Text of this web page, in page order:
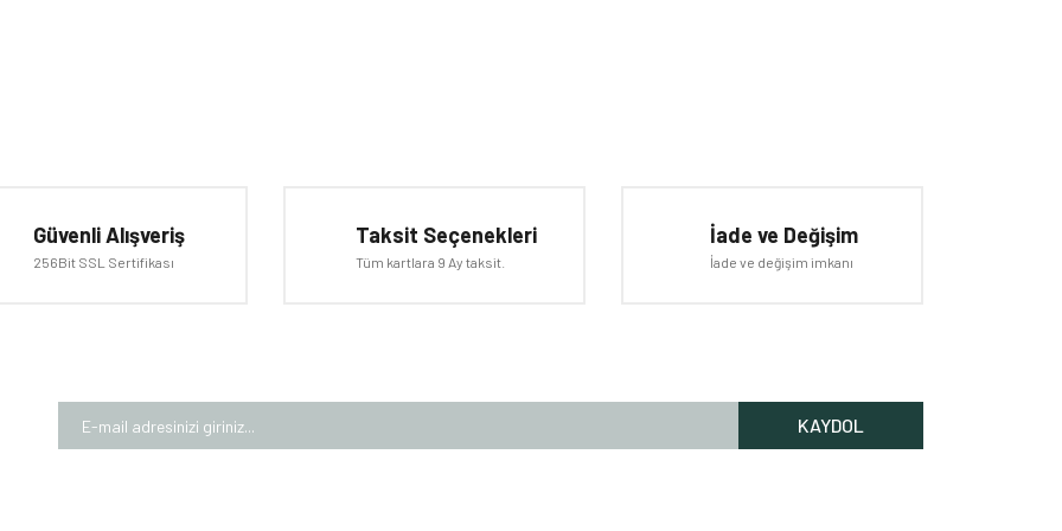
Güvenli Alışveriş
256Bit SSL Sertifikası
Taksit Seçenekleri
Tüm kartlara 9 Ay taksit.
İade ve Değişim
İade ve değişim imkanı
KAYDOL